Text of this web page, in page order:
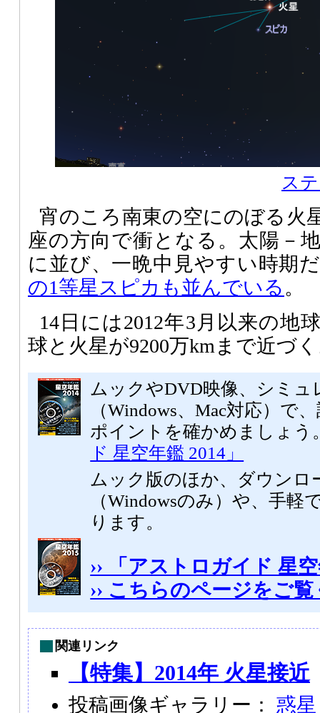
ス
宵のころ南東の空にのぼる火
座の方向で衝となる。太陽－
に並び、一晩中見やすい時期
の1等星スピカも並んでいる 。
14日には2012年3月以来の地
球と火星が9200万kmまで近づ
ムックやDVD映像、シミュ
（Windows、Mac対応）で
ポイントを確かめましょ
ド 星空年鑑 2014」
ムック版のほか、ダウンロ
（Windowsのみ）や、手軽
ります。
›› 「アストロガイド 星
›› こちらのページをご
関連リンク
【特集】2014年 火星接近
投稿画像ギャラリー： 惑星